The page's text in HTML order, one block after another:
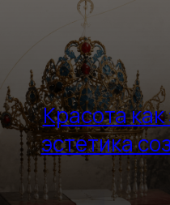
Красота
эстетика